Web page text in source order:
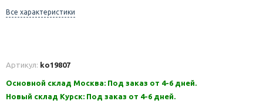
Все характеристики
Артикул: ko19807
Основной склад Москва: Под заказ от 4-6 дней.
Новый склад Курск: Под заказ от 4-6 дней.